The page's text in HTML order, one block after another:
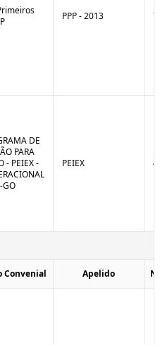
PPP - 2013
DE
PARA
- PEIEX -
GO
PEIEX
Apelido